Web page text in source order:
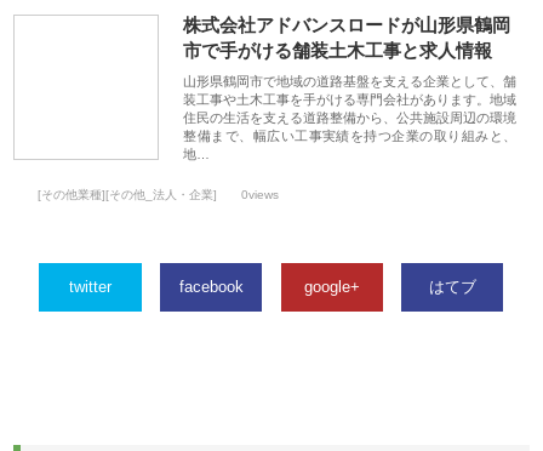
株式会社アドバンスロードが山形県鶴岡
市で手がける舗装土木工事と求人情報
山形県鶴岡市で地域の道路基盤を支える企業として、舗
装工事や土木工事を手がける専門会社があります。地域
住民の生活を支える道路整備から、公共施設周辺の環境
整備まで、幅広い工事実績を持つ企業の取り組みと、
地…
[その他業種][その他_法人・企業] 0views
twitter facebook google+ はてブ